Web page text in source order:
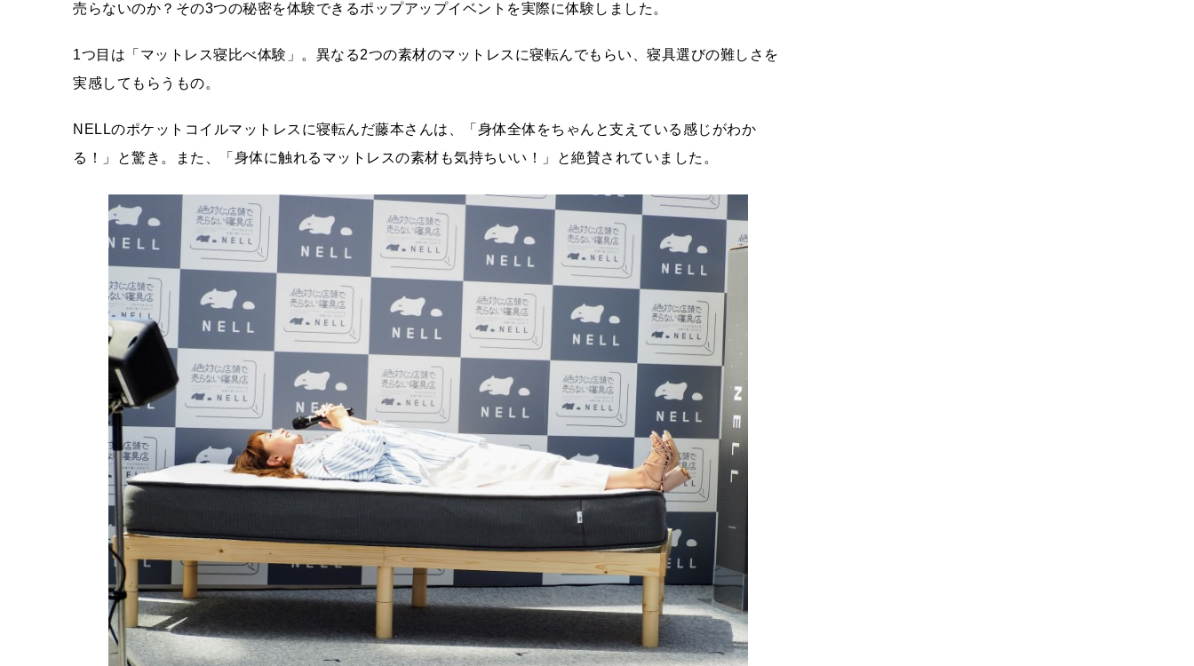
売らないのか？その3つの秘密を体験できるポップアップイベントを実際に体験しました。
1つ目は「マットレス寝比べ体験」。異なる2つの素材のマットレスに寝転んでもらい、寝具選びの難しさを
実感してもらうもの。
NELLのポケットコイルマットレスに寝転んだ藤本さんは、「身体全体をちゃんと支えている感じがわか
る！」と驚き。また、「身体に触れるマットレスの素材も気持ちいい！」と絶賛されていました。